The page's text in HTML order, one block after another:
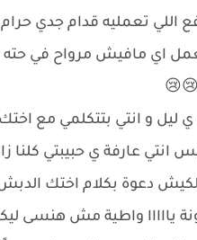
اللي تعمليه قدام جدي
اي مافيش مرواح في
ليل و انتي بتتكلمي مع
انتي عارفة ي حبيبتي
دعوة بكلام اختك
يااااا واطية مش هنسى